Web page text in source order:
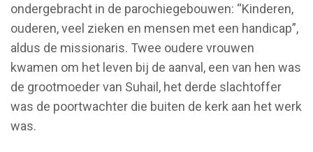
ondergebracht in de parochiegebouwen: “Kinderen,
ouderen, veel zieken en mensen met een handicap”,
aldus de missionaris. Twee oudere vrouwen
kwamen om het leven bij de aanval, een van hen was
de grootmoeder van Suhail, het derde slachtoffer
was de poortwachter die buiten de kerk aan het werk
was.